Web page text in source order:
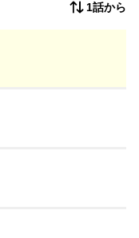
つづける逆転＆復讐の
1話から